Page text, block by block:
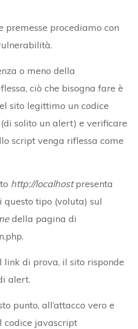
premesse procediamo con
o meno della
ciò che bisogna fare è
sito legittimo un codice
solito un alert) e verificare
script venga riflessa come
http://localhostpresenta
tipo (voluta) sul
della pagina di
link di prova, il sito risponde
alert.
punto, all’attacco vero e
codice javascript